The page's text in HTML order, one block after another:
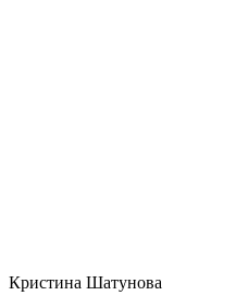
Кристина Шатунова